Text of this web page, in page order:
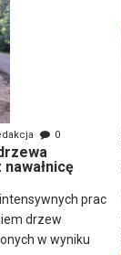
0
prac
drzew
w wyniku